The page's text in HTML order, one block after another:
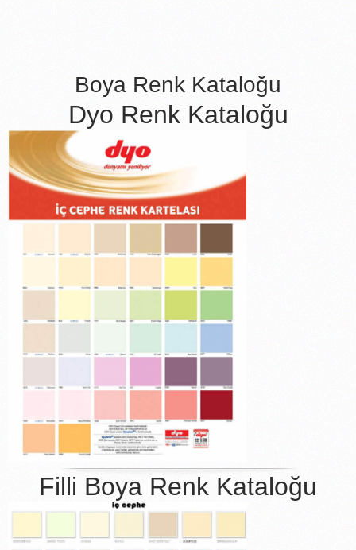
Boya Renk Kataloğu
Dyo Renk Kataloğu
Filli Boya Renk Kataloğu